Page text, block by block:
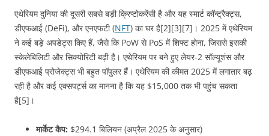
एथेरियम दुनिया की दूसरी सबसे बड़ी क्रिप्टोकरेंसी है और यह स्मार्ट कॉन्ट्रैक्ट्स,
डीएफआई (DeFi), और एनएफटी (NFT) का घर है[2][3][7]। 2025 में एथेरियम
ने कई बड़े अपडेट्स किए हैं, जैसे कि PoW से PoS में शिफ्ट होना, जिससे इसकी
स्केलेबिलिटी और सिक्योरिटी बढ़ी है। एथेरियम पर बने हुए लेयर-2 सॉल्यूशंस और
डीएफआई प्रोजेक्ट्स भी बहुत पॉपुलर हैं। एथेरियम की कीमत 2025 में लगातार बढ़
रही है और कई एक्सपर्ट्स का मानना है कि यह $15,000 तक भी पहुंच सकता
है[5]।
मार्केट कैप: $294.1 बिलियन (अप्रैल 2025 के अनुसार)